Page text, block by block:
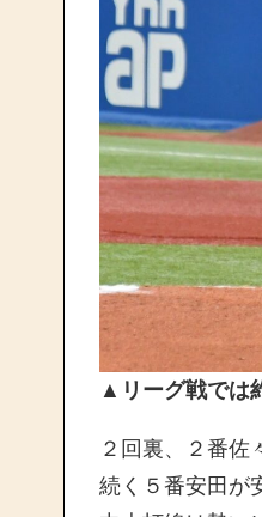
▲リーグ戦では
２回裏、２番佐
続く５番安田が